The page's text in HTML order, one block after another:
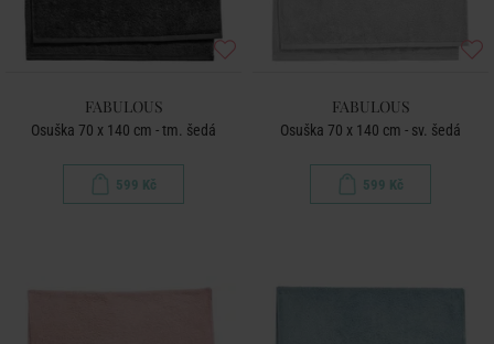
FABULOUS
Osuška 70 x 140 cm - tm. šedá
599 Kč
FABULOUS
Osuška 70 x 140 cm - sv. šedá
599 Kč